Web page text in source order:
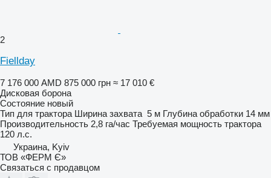
2
Fiellday
7 176 000 AMD 875 000 грн ≈ 17 010 €
Дисковая борона
Состояние новый
Тип для трактора Ширина захвата 5 м Глубина обработки 14 мм
Производительность 2,8 га/час Требуемая мощность трактора
120 л.с.
Украина, Kyiv
ТОВ «ФЕРМ Є»
Связаться с продавцом